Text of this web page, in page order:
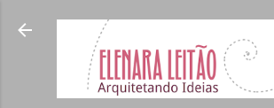
Pular para o conteúdo